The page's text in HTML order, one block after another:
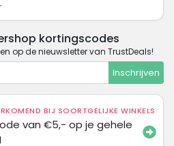
kortingscodes
op de nieuwsletter van TrustDeals!
Inschrijven
BIJ SOORTGELIJKE WINKELS
van €5,- op je gehele